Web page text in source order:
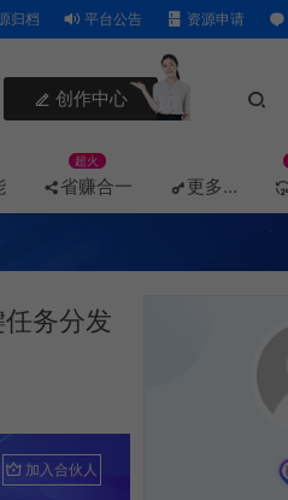
归档 平台公告 资源申请
创作中心
省赚合一
超火
更多…
务分发
加入合伙人